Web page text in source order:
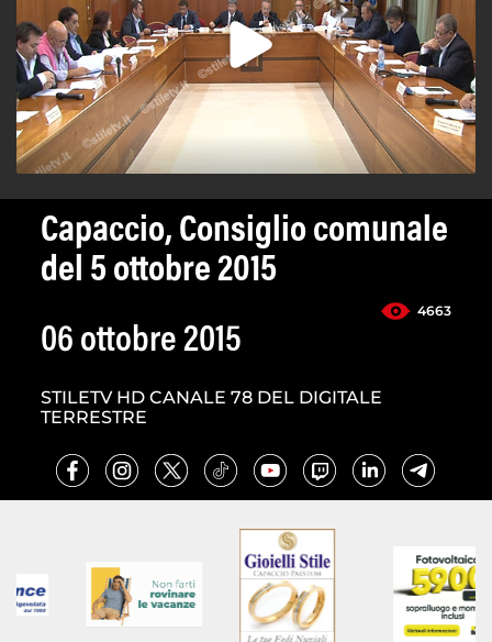
Capaccio, Consiglio comunale
del 5 ottobre 2015
4663
06 ottobre 2015
STILETV HD CANALE 78 DEL DIGITALE
TERRESTRE